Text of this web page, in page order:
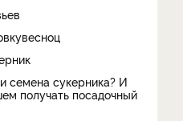
семена сукерника? И
получать посадочный